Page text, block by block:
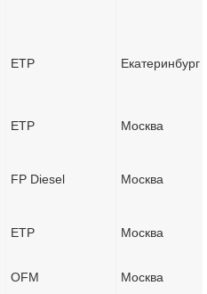
ETP Екатеринбург
ETP Москва
FP Diesel Москва
ETP Москва
OFM Москва